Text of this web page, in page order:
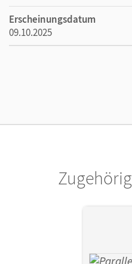
Erscheinungsdatum
09.10.2025